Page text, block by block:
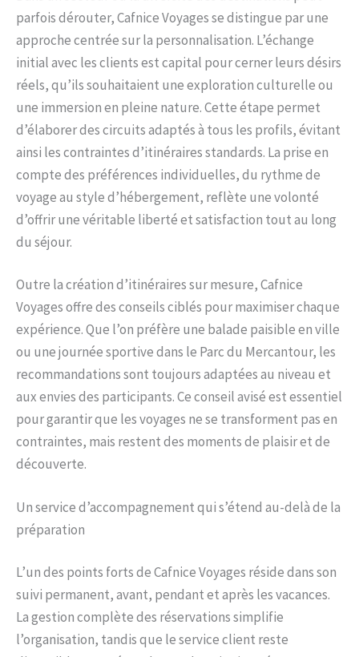
parfois dérouter, Cafnice Voyages se distingue par une
approche centrée sur la personnalisation. L’échange
initial avec les clients est capital pour cerner leurs désirs
réels, qu’ils souhaitaient une exploration culturelle ou
une immersion en pleine nature. Cette étape permet
d’élaborer des circuits adaptés à tous les profils, évitant
ainsi les contraintes d’itinéraires standards. La prise en
compte des préférences individuelles, du rythme de
voyage au style d’hébergement, reflète une volonté
d’offrir une véritable liberté et satisfaction tout au long
du séjour.
Outre la création d’itinéraires sur mesure, Cafnice
Voyages offre des conseils ciblés pour maximiser chaque
expérience. Que l’on préfère une balade paisible en ville
ou une journée sportive dans le Parc du Mercantour, les
recommandations sont toujours adaptées au niveau et
aux envies des participants. Ce conseil avisé est essentiel
pour garantir que les voyages ne se transforment pas en
contraintes, mais restent des moments de plaisir et de
découverte.
Un service d’accompagnement qui s’étend au-delà de la
préparation
L’un des points forts de Cafnice Voyages réside dans son
suivi permanent, avant, pendant et après les vacances.
La gestion complète des réservations simplifie
l’organisation, tandis que le service client reste